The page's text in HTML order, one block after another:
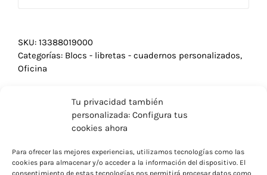
Tu privacidad también
personalizada: Configura tus
cookies ahora
Para ofrecer las mejores experiencias, utilizamos tecnologías como las
cookies para almacenar y/o acceder a la información del dispositivo. El
consentimiento de estas tecnologías nos permitirá procesar datos como
SKU: 13388019000
Categorías: Blocs - libretas - cuadernos personalizados,
Oficina